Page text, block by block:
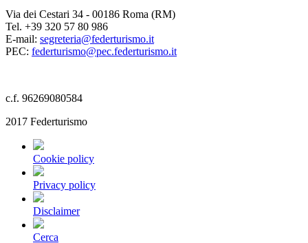
Via dei Cestari 34 - 00186 Roma (RM)
Tel. +39 320 57 80 986
E-mail: segreteria@federturismo.it
PEC: federturismo@pec.federturismo.it
c.f. 96269080584
2017 Federturismo
Cookie policy
Privacy policy
Disclaimer
Cerca